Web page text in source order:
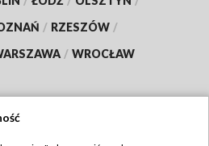
/ RZESZÓW /
/ WROCŁAW